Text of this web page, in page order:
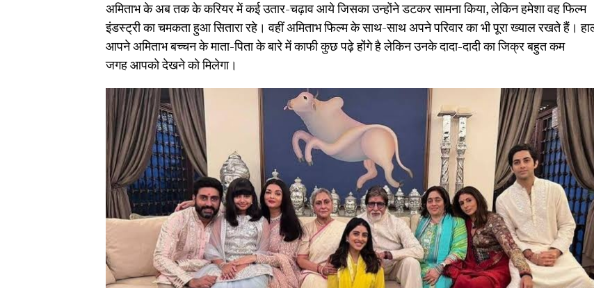
अमिताभ के अब तक के करियर में कई उतार-चढ़ाव आये जिसका उन्होंने डटकर सामना किया, लेकिन हमेशा वह फिल्म
इंडस्ट्री का चमकता हुआ सितारा रहे। वहीं अमिताभ फिल्म के साथ-साथ अपने परिवार का भी पूरा ख्याल रखते हैं।
आपने अमिताभ बच्चन के माता-पिता के बारे में काफी कुछ पढ़े होंगे है लेकिन उनके दादा-दादी का जिक्र बहुत कम
जगह आपको देखने को मिलेगा।